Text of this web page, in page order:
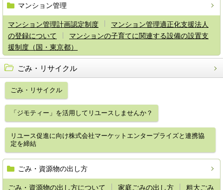
マンション管理
マンション管理計画認定制度
マンション管理適正化支援法人
の登録について
マンションの子育てに関連する設備の設置支
援制度（国・東京都）
ごみ・リサイクル
ごみ・リサイクル
「ジモティー」を活用してリユースしませんか？
リユース促進に向け株式会社マーケットエンタープライズと連携協
定を締結
ごみ・資源物の出し方
ごみ・資源物の出し方について 家庭ごみの出し方 粗大ごみ